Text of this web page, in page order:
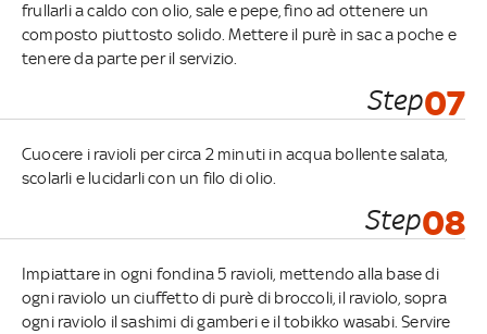
frullarli a caldo con olio, sale e pepe, fino ad ottenere un
composto piuttosto solido. Mettere il purè in sac a poche e
tenere da parte per il servizio.
Step07
Cuocere i ravioli per circa 2 minuti in acqua bollente salata,
scolarli e lucidarli con un filo di olio.
Step08
Impiattare in ogni fondina 5 ravioli, mettendo alla base di
ogni raviolo un ciuffetto di purè di broccoli, il raviolo, sopra
ogni raviolo il sashimi di gamberi e il tobikko wasabi. Servire